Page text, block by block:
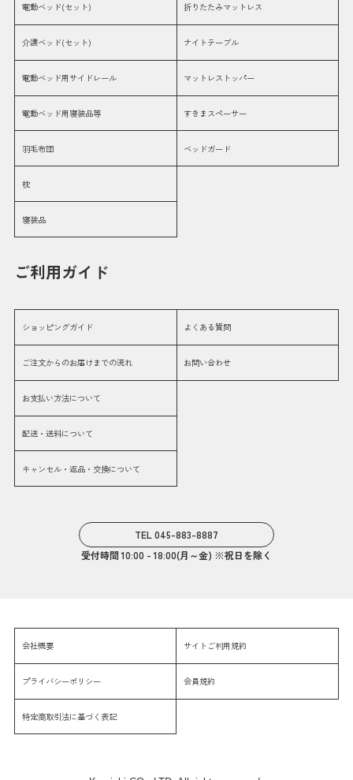
電動ベッド(セット)
介護ベッド(セット)
電動ベッド用サイドレール
電動ベッド用寝装品等
羽毛布団
枕
寝装品
折りたたみマットレス
ナイトテーブル
マットレストッパー
すきまスペーサー
ベッドガード
ご利用ガイド
ショッピングガイド
ご注文からのお届けまでの流れ
お支払い方法について
配送・送料について
キャンセル・返品・交換について
よくある質問
お問い合わせ
TEL 045-883-8887
受付時間 10:00 - 18:00(月～金) ※祝日を除く
会社概要
プライバシーポリシー
特定商取引法に基づく表記
サイトご利用規約
会員規約